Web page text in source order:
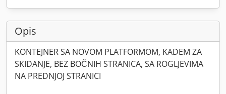
Opis
KONTEJNER SA NOVOM PLATFORMOM, KADEM ZA
SKIDANJE, BEZ BOČNIH STRANICA, SA ROGLJEVIMA
NA PREDNJOJ STRANICI